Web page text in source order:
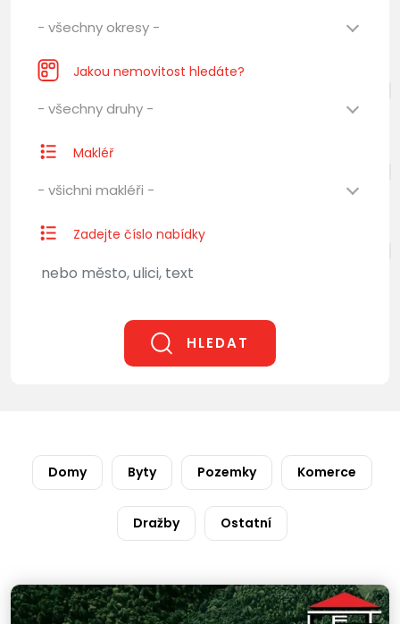
- všechny okresy -
Jakou nemovitost hledáte?
- všechny druhy -
Makléř
- všichni makléři -
Zadejte číslo nabídky
HLEDAT
Domy Byty Pozemky Komerce
Dražby Ostatní